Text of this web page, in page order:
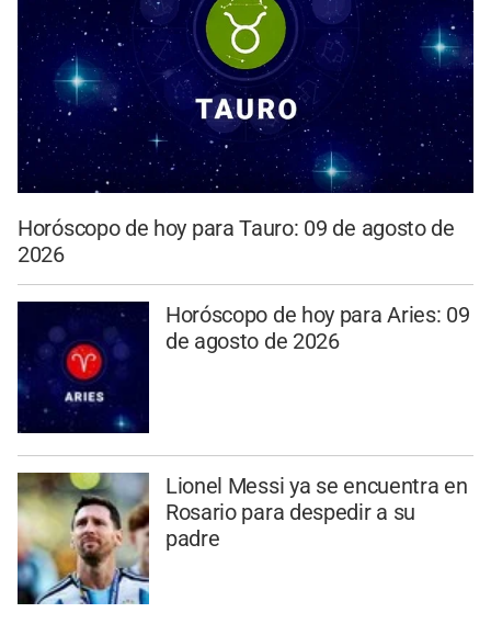
Horóscopo de hoy para Tauro: 09 de agosto de
2026
Horóscopo de hoy para Aries: 09
de agosto de 2026
Lionel Messi ya se encuentra en
Rosario para despedir a su
padre